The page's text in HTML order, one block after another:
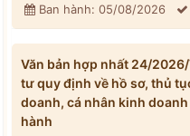
Ban hành: 05/08/2026
Văn bản hợp nhất 24/
tư quy định về hồ sơ, thủ
doanh, cá nhân kinh
hành